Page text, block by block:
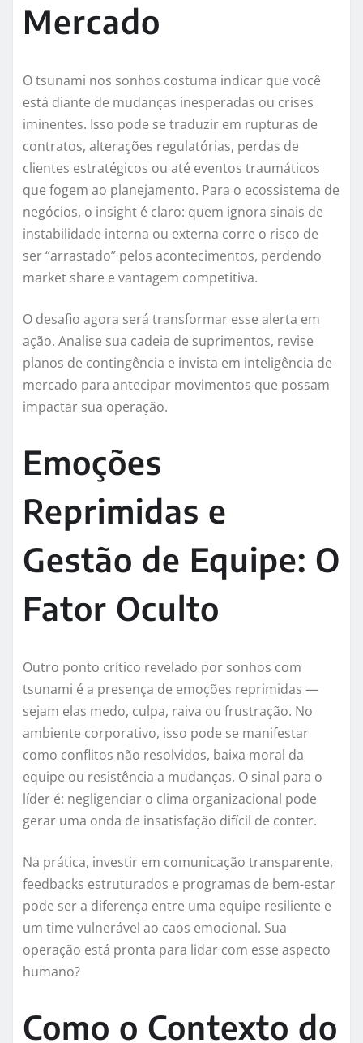
Mercado
O tsunami nos sonhos costuma indicar que você
está diante de mudanças inesperadas ou crises
iminentes. Isso pode se traduzir em rupturas de
contratos, alterações regulatórias, perdas de
clientes estratégicos ou até eventos traumáticos
que fogem ao planejamento. Para o ecossistema de
negócios, o insight é claro: quem ignora sinais de
instabilidade interna ou externa corre o risco de
ser “arrastado” pelos acontecimentos, perdendo
market share e vantagem competitiva.
O desafio agora será transformar esse alerta em
ação. Analise sua cadeia de suprimentos, revise
planos de contingência e invista em inteligência de
mercado para antecipar movimentos que possam
impactar sua operação.
Emoções
Reprimidas e
Gestão de Equipe: O
Fator Oculto
Outro ponto crítico revelado por sonhos com
tsunami é a presença de emoções reprimidas —
sejam elas medo, culpa, raiva ou frustração. No
ambiente corporativo, isso pode se manifestar
como conflitos não resolvidos, baixa moral da
equipe ou resistência a mudanças. O sinal para o
líder é: negligenciar o clima organizacional pode
gerar uma onda de insatisfação difícil de conter.
Na prática, investir em comunicação transparente,
feedbacks estruturados e programas de bem-estar
pode ser a diferença entre uma equipe resiliente e
um time vulnerável ao caos emocional. Sua
operação está pronta para lidar com esse aspecto
humano?
Como o Contexto do